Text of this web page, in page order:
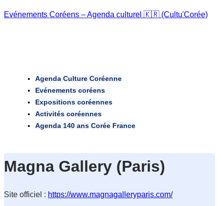
Evénements Coréens – Agenda culturel 🇰🇷 (Cultu'Corée)
Agenda Culture Coréenne
Evénements coréens
Expositions coréennes
Activités coréennes
Agenda 140 ans Corée France
Magna Gallery (Paris)
Site officiel : https://www.magnagalleryparis.com/